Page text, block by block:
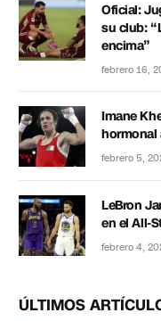
Oficial:
su club:
encima”
febrero 16,
Imane
hormonal
febrero 5,
LeBron
en el All-
febrero 4,
ÚLTIMOS